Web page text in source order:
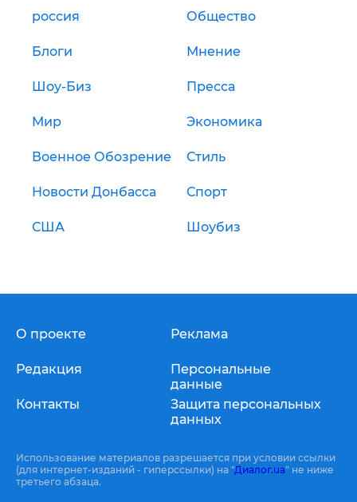
россия Общество
Блоги Мнение
Шоу-Биз Пресса
Мир Экономика
Военное Обозрение Стиль
Новости Донбасса Спорт
США Шоубиз
О проекте
Редакция
Контакты
Реклама
Персональные
данные
Защита персональных
данных
Использование материалов разрешается при условии ссылки
(для интернет-изданий - гиперссылки) на "Диалог.ua" не ниже
третьего абзаца.